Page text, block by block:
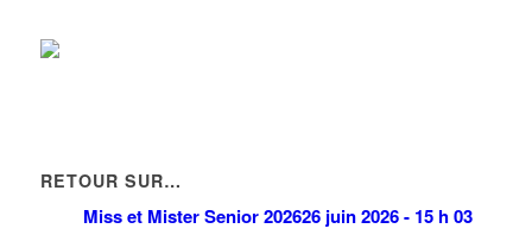
RETOUR SUR…
Miss et Mister Senior 202626 juin 2026 - 15 h 03